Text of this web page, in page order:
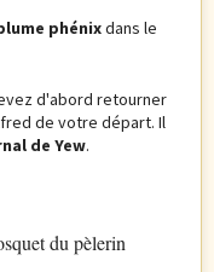
phénixdans le
d'abord retourner
de votre départ. Il
de Yew.
du pèlerin